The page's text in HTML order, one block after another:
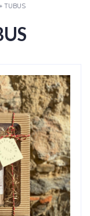
TUBUS